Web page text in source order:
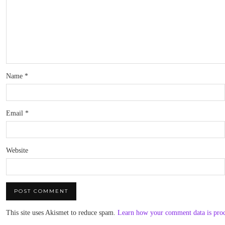
Name *
Email *
Website
This site uses Akismet to reduce spam. Learn how your comment data is